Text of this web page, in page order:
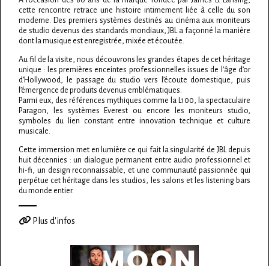
cette rencontre retrace une histoire intimement liée à celle du son
moderne. Des premiers systèmes destinés au cinéma aux moniteurs
de studio devenus des standards mondiaux, JBL a façonné la manière
dont la musique est enregistrée, mixée et écoutée.
Au fil de la visite, nous découvrons les grandes étapes de cet héritage
unique : les premières enceintes professionnelles issues de l’âge d’or
d’Hollywood, le passage du studio vers l’écoute domestique, puis
l’émergence de produits devenus emblématiques.
Parmi eux, des références mythiques comme la L100, la spectaculaire
Paragon, les systèmes Everest ou encore les moniteurs studio,
symboles du lien constant entre innovation technique et culture
musicale.
Cette immersion met en lumière ce qui fait la singularité de JBL depuis
huit décennies : un dialogue permanent entre audio professionnel et
hi-fi, un design reconnaissable, et une communauté passionnée qui
perpétue cet héritage dans les studios, les salons et les listening bars
du monde entier.
Plus d'infos